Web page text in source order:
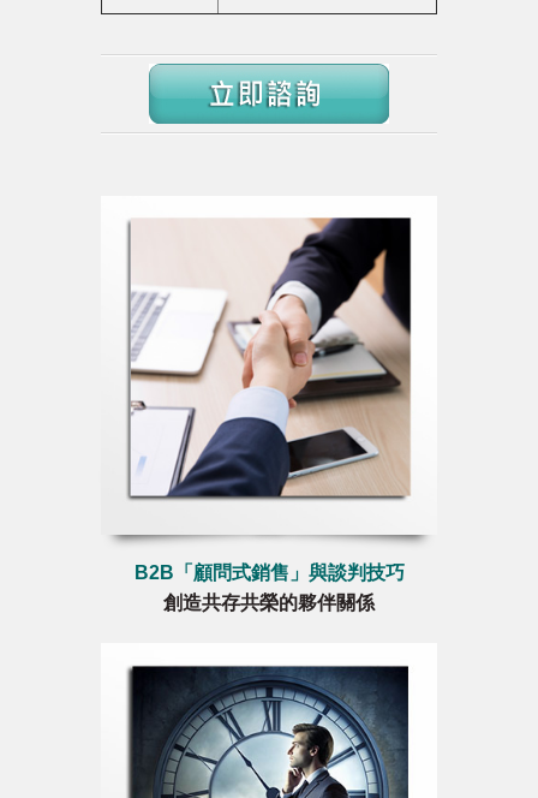
B2B「顧問式銷售」與談判技巧
創造共存共榮的夥伴關係